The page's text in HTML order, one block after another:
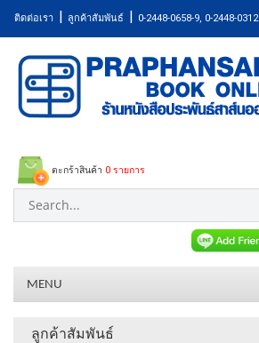
ติดต่อเรา | ลูกค้าสัมพันธ์ | 0-2448-0658-9, 0-2448-0312
ตะกร้าสินค้า 0 รายการ
MENU
ลูกค้าสัมพันธ์​